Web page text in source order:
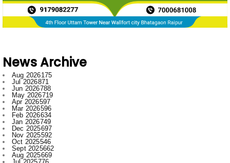
News Archive
Jun 2026
788
May 2026719
Apr 2026597
Mar 2026596
Feb 2026634
Jan 2026749
Dec 2025697
Nov 2025592
Oct 2025546
Sept 2025662
Aug 2025669
Jul 2025776
Jun 2025958
May 2025996
Apr 2025918
Mar 2025974